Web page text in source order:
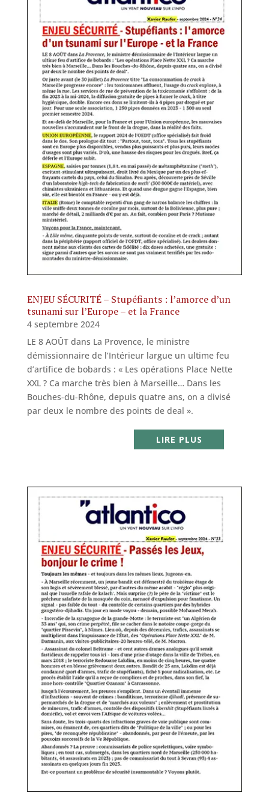
ENJEU SÉCURITÉ – Stupéfiants : l’amorce d’un
tsunami sur l’Europe – et la France
4 septembre 2024
LE 8 AOÛT dans La Provence, le ministre
démissionnaire de l’Intérieur largue un ultime feu
d’artifice de bobards : « Les opérations Place Nette
XXL ? Ca marche très bien à Marseille… Dans les
Bouches-du-Rhône, depuis quatre ans, on a divisé
par deux le nombre des points de deal ».
LIRE PLUS